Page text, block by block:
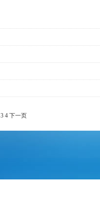
3 4 下一页